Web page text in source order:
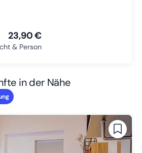
23,90 €
& Person
in der Nähe